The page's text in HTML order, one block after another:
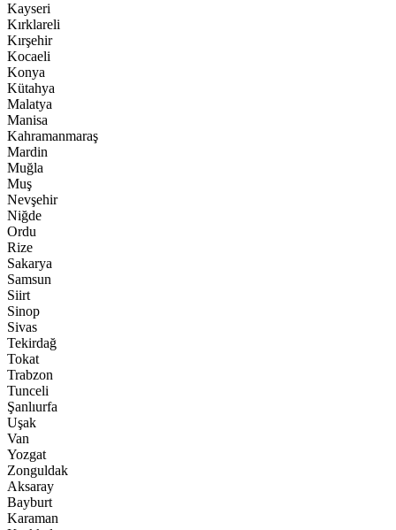
Kayseri
Kırklareli
Kırşehir
Kocaeli
Konya
Kütahya
Malatya
Manisa
Kahramanmaraş
Mardin
Muğla
Muş
Nevşehir
Niğde
Ordu
Rize
Sakarya
Samsun
Siirt
Sinop
Sivas
Tekirdağ
Tokat
Trabzon
Tunceli
Şanlıurfa
Uşak
Van
Yozgat
Zonguldak
Aksaray
Bayburt
Karaman